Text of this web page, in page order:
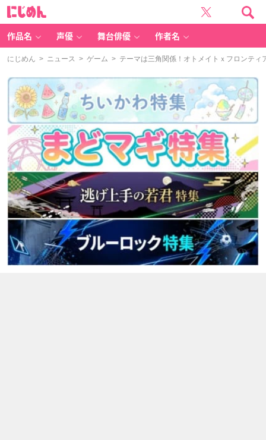
作品名 声優 舞台俳優 作者名
にじめん > ニュース > ゲーム > テーマは三角関係！オトメイトｘフロンテ